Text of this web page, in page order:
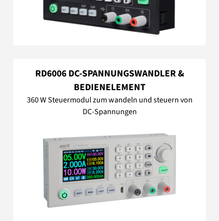
RD6006 DC-SPANNUNGSWANDLER &
BEDIENELEMENT
360 W Steuermodul zum wandeln und steuern von
DC-Spannungen